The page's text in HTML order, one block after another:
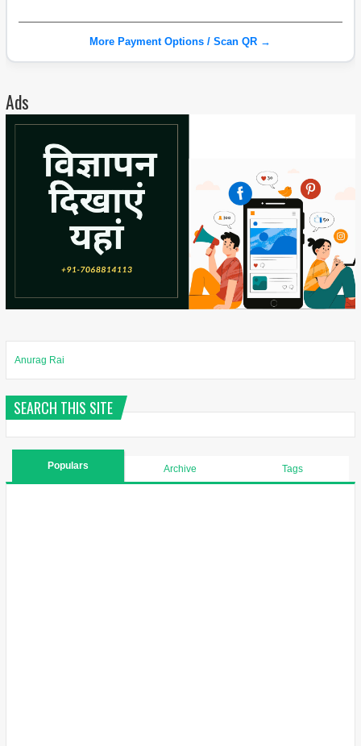
More Payment Options / Scan QR →
Ads
Anurag Rai
SEARCH THIS SITE
Populars Archive Tags